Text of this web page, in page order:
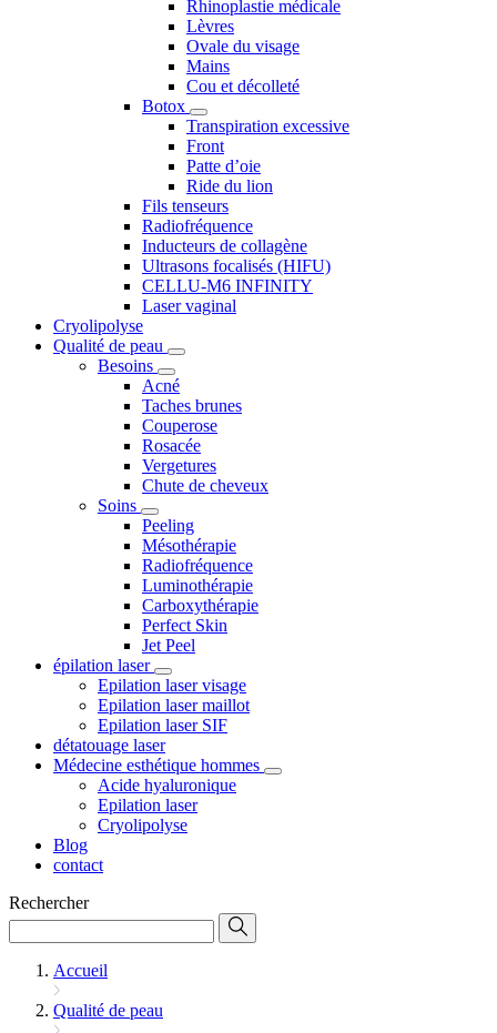
Rhinoplastie médicale
Lèvres
Ovale du visage
Mains
Cou et décolleté
Botox
Transpiration excessive
Front
Patte d’oie
Ride du lion
Fils tenseurs
Radiofréquence
Inducteurs de collagène
Ultrasons focalisés (HIFU)
CELLU-M6 INFINITY
Laser vaginal
Cryolipolyse
Qualité de peau
Besoins
Acné
Taches brunes
Couperose
Rosacée
Vergetures
Chute de cheveux
Soins
Peeling
Mésothérapie
Radiofréquence
Luminothérapie
Carboxythérapie
Perfect Skin
Jet Peel
épilation laser
Epilation laser visage
Epilation laser maillot
Epilation laser SIF
détatouage laser
Médecine esthétique hommes
Acide hyaluronique
Epilation laser
Cryolipolyse
Blog
contact
Rechercher
Accueil
Qualité de peau